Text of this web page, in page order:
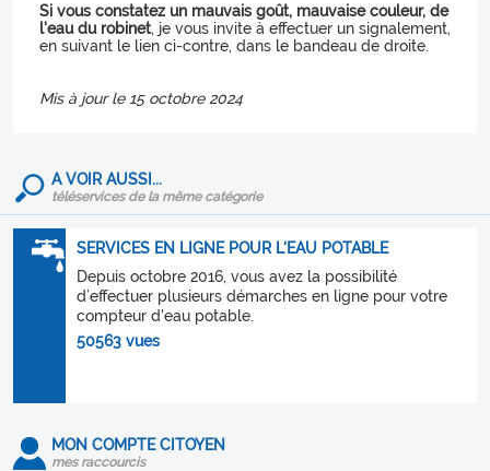
Si vous constatez un mauvais goût, mauvaise couleur, de
l'eau du robinet, je vous invite à effectuer un signalement,
en suivant le lien ci-contre, dans le bandeau de droite.
Mis à jour le 15 octobre 2024
A VOIR AUSSI...
téléservices de la même catégorie
SERVICES EN LIGNE POUR L'EAU POTABLE
Depuis octobre 2016, vous avez la possibilité
d’effectuer plusieurs démarches en ligne pour votre
compteur d'eau potable.
50563 vues
MON COMPTE CITOYEN
mes raccourcis